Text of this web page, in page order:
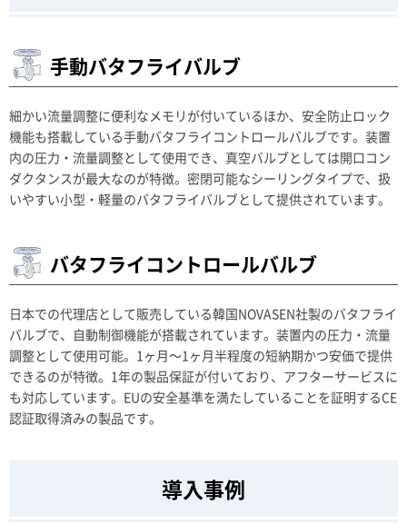
手動バタフライバルブ
細かい流量調整に便利なメモリが付いているほか、安全防止ロック
機能も搭載している手動バタフライコントロールバルブです。装置
内の圧力・流量調整として使用でき、真空バルブとしては開口コン
ダクタンスが最大なのが特徴。密閉可能なシーリングタイプで、扱
いやすい小型・軽量のバタフライバルブとして提供されています。
バタフライコントロールバルブ
日本での代理店として販売している韓国NOVASEN社製のバタフライ
バルブで、自動制御機能が搭載されています。装置内の圧力・流量
調整として使用可能。1ヶ月～1ヶ月半程度の短納期かつ安価で提供
できるのが特徴。1年の製品保証が付いており、アフターサービスに
も対応しています。EUの安全基準を満たしていることを証明するCE
認証取得済みの製品です。
導入事例